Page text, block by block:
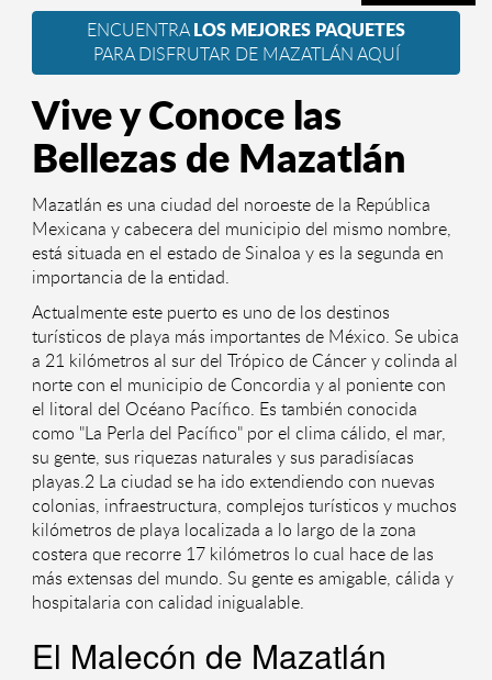
ENCUENTRA LOS MEJORES PAQUETES
PARA DISFRUTAR DE MAZATLÁN AQUÍ
Vive y Conoce las
Bellezas de Mazatlán
Mazatlán es una ciudad del noroeste de la República
Mexicana y cabecera del municipio del mismo nombre,
está situada en el estado de Sinaloa y es la segunda en
importancia de la entidad.
Actualmente este puerto es uno de los destinos
turísticos de playa más importantes de México. Se ubica
a 21 kilómetros al sur del Trópico de Cáncer y colinda al
norte con el municipio de Concordia y al poniente con
el litoral del Océano Pacífico. Es también conocida
como "La Perla del Pacífico" por el clima cálido, el mar,
su gente, sus riquezas naturales y sus paradisíacas
playas.2 La ciudad se ha ido extendiendo con nuevas
colonias, infraestructura, complejos turísticos y muchos
kilómetros de playa localizada a lo largo de la zona
costera que recorre 17 kilómetros lo cual hace de las
más extensas del mundo. Su gente es amigable, cálida y
hospitalaria con calidad inigualable.
El Malecón de Mazatlán